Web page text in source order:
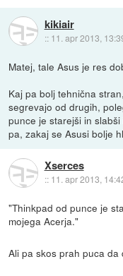
kikiair
:: 11. apr 2013,
Matej, tale Asus je res
Kaj pa bolj tehnična
segrevajo od drugih,
punce je starejši in
pa, zakaj se Asusi bolje
Xserces
:: 11. apr 2013,
"Thinkpad od punce je
mojega Acerja."
Ali pa skos prah puca